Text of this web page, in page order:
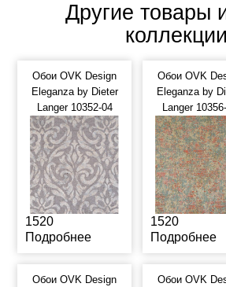
Другие товары
коллекции
Обои OVK Design
Eleganza by Dieter
Langer 10352-04
1520
Подробнее
Обои OVK
Eleganza by
Langer
1520
Подробнее
Обои OVK Design
Обои OVK